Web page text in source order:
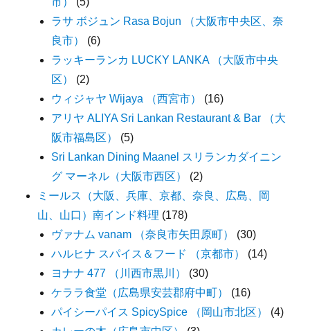
ラサ ボジュン Rasa Bojun （大阪市中央区、奈
良市）
(6)
ラッキーランカ LUCKY LANKA （大阪市中央
区）
(2)
ウィジャヤ Wijaya （西宮市）
(16)
アリヤ ALIYA Sri Lankan Restaurant & Bar （大
阪市福島区）
(5)
Sri Lankan Dining Maanel スリランカダイニン
グ マーネル（大阪市西区）
(2)
ミールス（大阪、兵庫、京都、奈良、広島、岡
山、山口）南インド料理 (178)
ヴァナム vanam （奈良市矢田原町）
(30)
ハルヒナ スパイス＆フード （京都市）
(14)
ヨナナ 477 （川西市黒川）
(30)
ケララ食堂（広島県安芸郡府中町）
(16)
パイシーパイス SpicySpice （岡山市北区）
(4)